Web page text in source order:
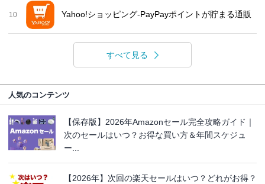
10 Yahoo!ショッピング-PayPayポイントが貯まる通販
すべて見る
人気のコンテンツ
【保存版】2026年Amazonセール完全攻略ガイド｜
次のセールはいつ？お得な買い方＆年間スケジュ
ー...
【2026年】次回の楽天セールはいつ？どれがお得？